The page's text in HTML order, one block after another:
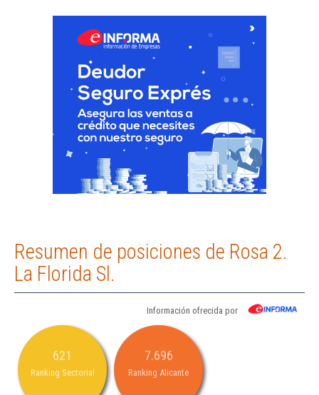
Resumen de posiciones de Rosa 2.
La Florida Sl.
Información ofrecida por
621
Ranking Sectorial
7.696
Ranking Alicante